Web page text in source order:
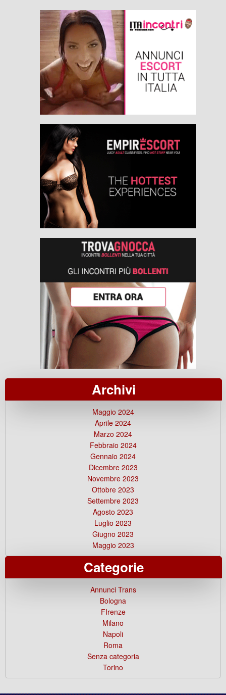
Archivi
Maggio 2024
Aprile 2024
Marzo 2024
Febbraio 2024
Gennaio 2024
Dicembre 2023
Novembre 2023
Ottobre 2023
Settembre 2023
Agosto 2023
Luglio 2023
Giugno 2023
Maggio 2023
Categorie
Annunci Trans
Bologna
FIrenze
Milano
Napoli
Roma
Senza categoria
Torino